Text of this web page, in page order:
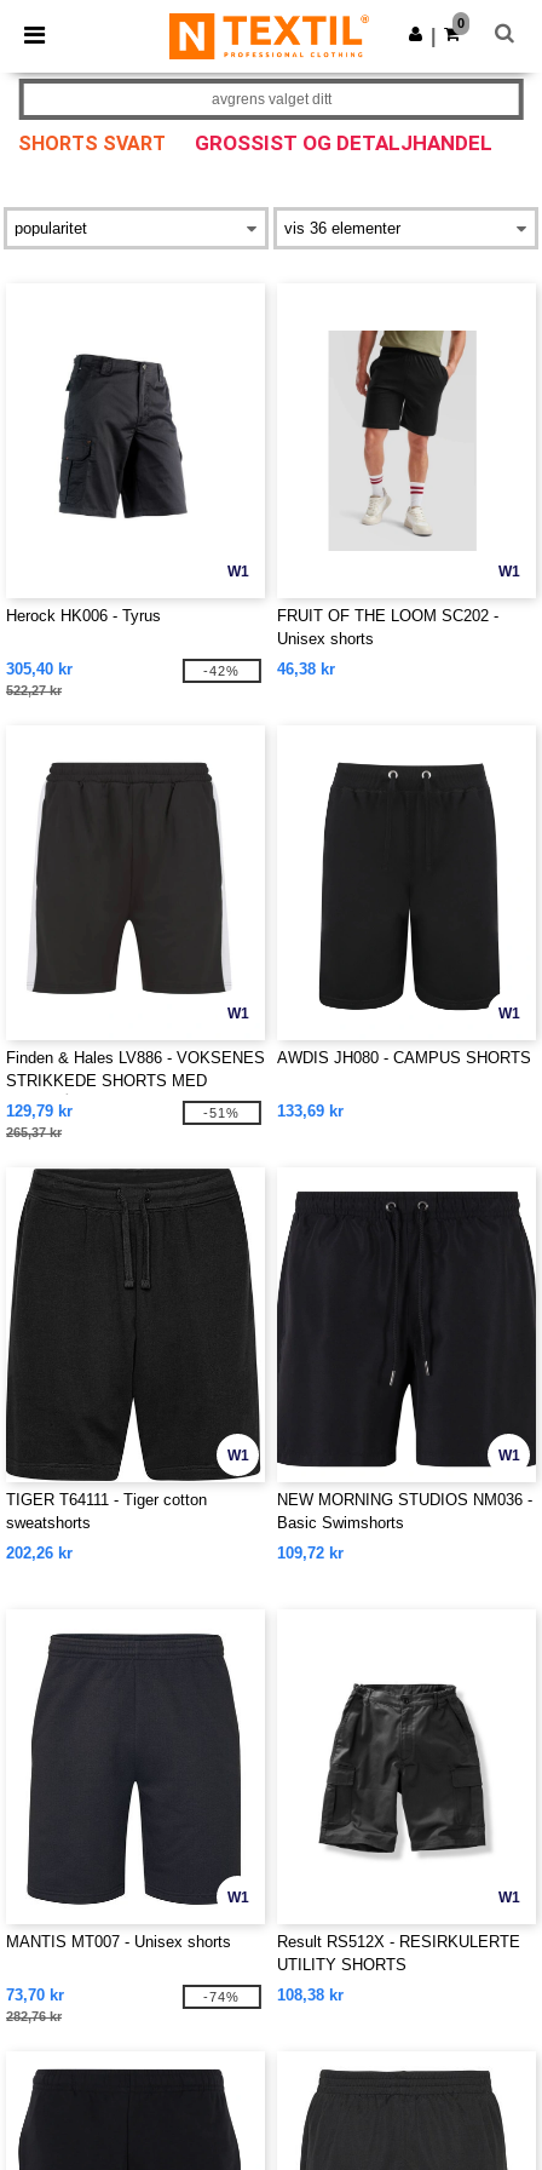
× Ntextil-app
Bedre priser i appen!
Last ned app
0
SHORTS SVART GROSSIST OG DETALJHANDEL
avgrens valget ditt
W1
Herock HK006 - Tyrus
305,40 kr
522,27 kr
-42%
W1
FRUIT OF THE LOOM SC202 -
Unisex shorts
46,38 kr
W1
Finden & Hales LV886 - VOKSENES
STRIKKEDE SHORTS MED
GLIDELÅSLOMMER
129,79 kr
265,37 kr
-51%
W1
AWDIS JH080 - CAMPUS SHORTS
133,69 kr
W1
TIGER T64111 - Tiger cotton
sweatshorts
202,26 kr
W1
NEW MORNING STUDIOS NM036 -
Basic Swimshorts
109,72 kr
W1
MANTIS MT007 - Unisex shorts
73,70 kr
282,76 kr
-74%
W1
Result RS512X - RESIRKULERTE
UTILITY SHORTS
108,38 kr